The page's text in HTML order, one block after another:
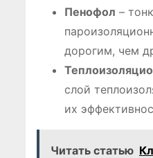
Пенофол –
дорогим, чем
слой
их
Читать статью